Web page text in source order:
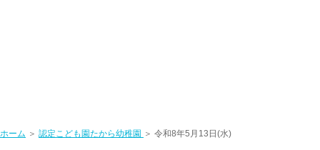
ホーム ＞ 認定こども園たから幼稚園 ＞ 令和8年5月13日(水)